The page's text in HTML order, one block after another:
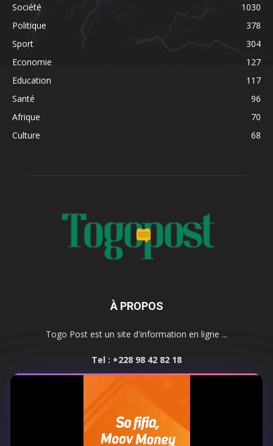
Société
1030
Politique
378
Sport
304
Economie
127
Education
117
Santé
96
Afrique
70
Culture
68
À PROPOS
Togo Post est un site d'information en ligne ...
Tel : +228 98 42 82 18
SUIVEZ NOUS